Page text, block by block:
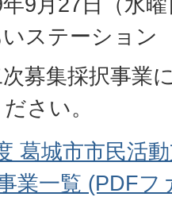
ステーション
募集採択事業
さい。
葛城市市民活
業一覧 (PDFフ